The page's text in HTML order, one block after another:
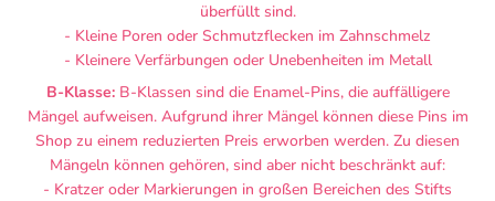
überfüllt sind.
- Kleine Poren oder Schmutzflecken im Zahnschmelz
- Kleinere Verfärbungen oder Unebenheiten im Metall
B-Klasse:B-Klassen sind die Enamel-Pins, die auffälligere
Mängel aufweisen. Aufgrund ihrer Mängel können diese Pins im
Shop zu einem reduzierten Preis erworben werden. Zu diesen
Mängeln können gehören, sind aber nicht beschränkt auf:
- Kratzer oder Markierungen in großen Bereichen des Stifts